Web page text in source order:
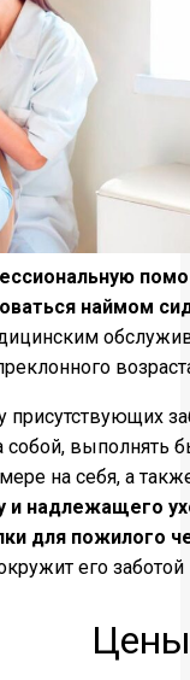
наймом
собой,
мере на себя, а
и надлежащего
для пожилого
его